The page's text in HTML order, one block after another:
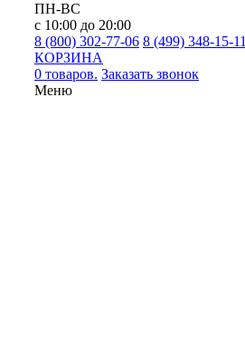
ПН-ВС
с 10:00 до 20:00
8 (800) 302-77-06 8 (499) 348-15-11
КОРЗИНА
0 товаров. Заказать звонок
Меню